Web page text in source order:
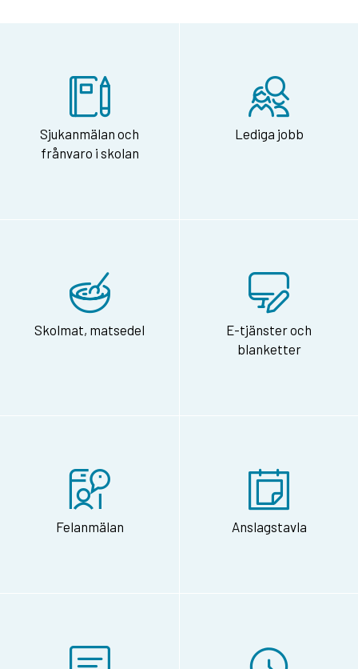
Sjukanmälan och
frånvaro i skolan
Lediga jobb
Skolmat, matsedel
E-tjänster och
blanketter
Felanmälan Anslagstavla